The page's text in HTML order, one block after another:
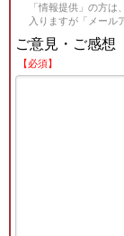
「情報提供」の方
入りますが「メール
ご意見・ご感想
【必須】